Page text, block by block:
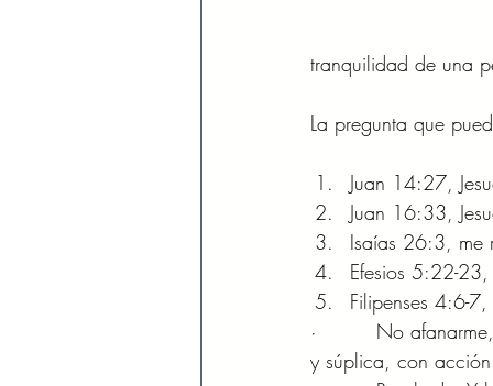
tranquilidad de una
La pregunta que
Juan 14:27,
Juan 16:33,
Isaías 26:3, me
Efesios 5:22-
Filipenses 4:6-
·         No
y súplica, con